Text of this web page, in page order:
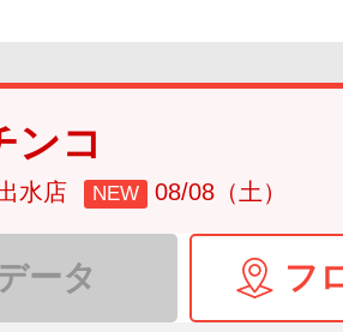
ンコ
水店 NEW 08/08（土）
ータ フ